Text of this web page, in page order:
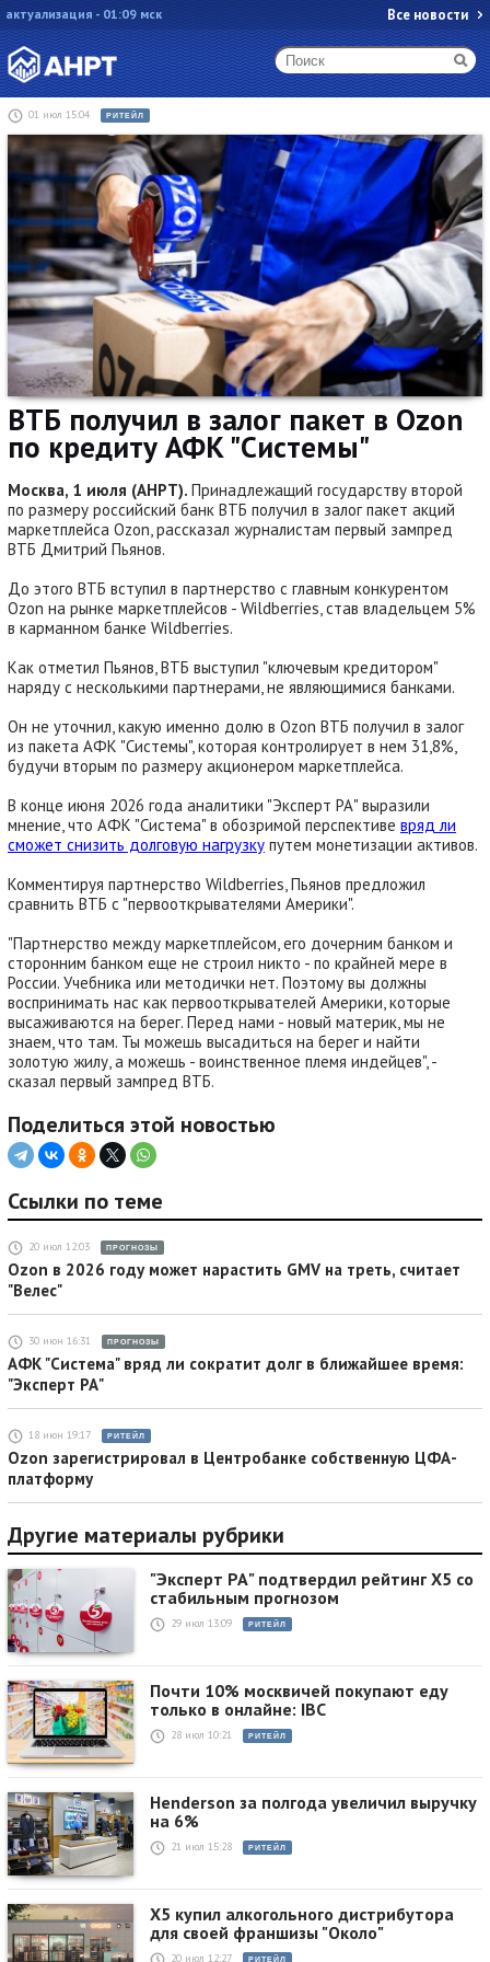
актуализация - 01:09 мск Все новости
01 июл 15:04 РИТЕЙЛ
ВТБ получил в залог пакет в Ozon
по кредиту АФК "Системы"
Москва, 1 июля (АНРТ). Принадлежащий государству второй
по размеру российский банк ВТБ получил в залог пакет акций
маркетплейса Ozon, рассказал журналистам первый зампред
ВТБ Дмитрий Пьянов.
До этого ВТБ вступил в партнерство с главным конкурентом
Ozon на рынке маркетплейсов - Wildberries, став владельцем 5%
в карманном банке Wildberries.
Как отметил Пьянов, ВТБ выступил "ключевым кредитором"
наряду с несколькими партнерами, не являющимися банками.
Он не уточнил, какую именно долю в Ozon ВТБ получил в залог
из пакета АФК "Системы", которая контролирует в нем 31,8%,
будучи вторым по размеру акционером маркетплейса.
В конце июня 2026 года аналитики "Эксперт РА" выразили
мнение, что АФК "Система" в обозримой перспективе вряд ли
сможет снизить долговую нагрузку путем монетизации активов.
Комментируя партнерство Wildberries, Пьянов предложил
сравнить ВТБ с "первооткрывателями Америки".
"Партнерство между маркетплейсом, его дочерним банком и
сторонним банком еще не строил никто - по крайней мере в
России. Учебника или методички нет. Поэтому вы должны
воспринимать нас как первооткрывателей Америки, которые
высаживаются на берег. Перед нами - новый материк, мы не
знаем, что там. Ты можешь высадиться на берег и найти
золотую жилу, а можешь - воинственное племя индейцев", -
сказал первый зампред ВТБ.
Поделиться этой новостью
Ссылки по теме
20 июл 12:03 ПРОГНОЗЫ
Ozon в 2026 году может нарастить GMV на треть, считает
"Велес"
30 июн 16:31 ПРОГНОЗЫ
АФК "Система" вряд ли сократит долг в ближайшее время:
"Эксперт РА"
18 июн 19:17 РИТЕЙЛ
Ozon зарегистрировал в Центробанке собственную ЦФА-
платформу
Другие материалы рубрики
"Эксперт РА" подтвердил рейтинг X5 со
стабильным прогнозом
29 июл 13:09 РИТЕЙЛ
Почти 10% москвичей покупают еду
только в онлайне: IBC
28 июл 10:21 РИТЕЙЛ
Henderson за полгода увеличил выручку
на 6%
21 июл 15:28 РИТЕЙЛ
X5 купил алкогольного дистрибутора
для своей франшизы "Около"
20 июл 12:27 РИТЕЙЛ